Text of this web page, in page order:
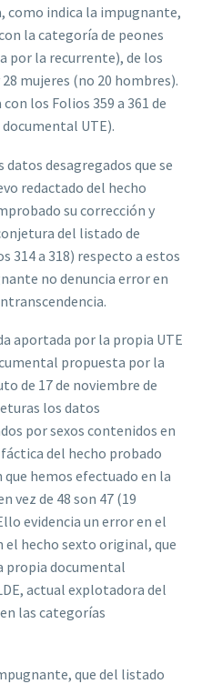
como indica la impugnante,
la categoría de peones
por la recurrente), de los
mujeres (no 20 hombres).
los Folios 359 a 361 de
documental UTE).
desagregados que se
redactado del hecho
su corrección y
del listado de
314 a 318) respecto a estos
no denuncia error en
aportada por la propia UTE
propuesta por la
de 17 de noviembre de
los datos
por sexos contenidos en
del hecho probado
hemos efectuado en la
vez de 48 son 47 (19
evidencia un error en el
hecho sexto original, que
propia documental
actual explotadora del
las categorías
que del listado